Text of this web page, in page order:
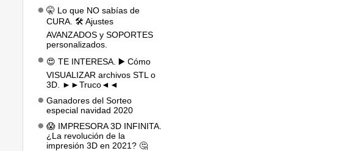
🤫 Lo que NO sabías de
CURA. 🛠️ Ajustes
AVANZADOS y SOPORTES
personalizados.
😍 TE INTERESA. ▶️ Cómo
VISUALIZAR archivos STL o
3D. ►►Truco◄◄
Ganadores del Sorteo
especial navidad 2020
😱 IMPRESORA 3D INFINITA.
¿La revolución de la
impresión 3D en 2021? 🤔